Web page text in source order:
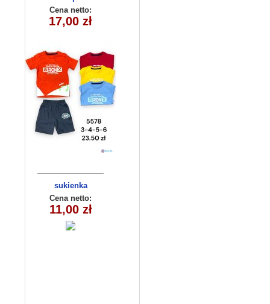
chlopiecy 5578
(3-6) 4szt
Cena netto:
17,00 zł
sukienka
dziewczęca
(1-4)4szt
Cena netto:
11,00 zł